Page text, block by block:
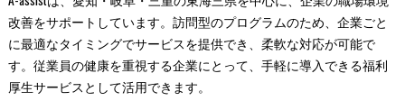
改善をサポートしています。訪問型のプログラムのため、企業ごと
に最適なタイミングでサービスを提供でき、柔軟な対応が可能で
す。従業員の健康を重視する企業にとって、手軽に導入できる福利
厚生サービスとして活用できます。